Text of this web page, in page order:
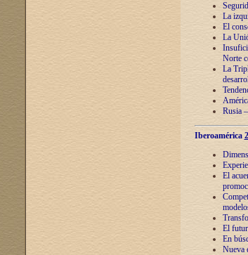
La
El
La
Norte
La
Rusia
Iberoamérica
El
El
En
Nueva